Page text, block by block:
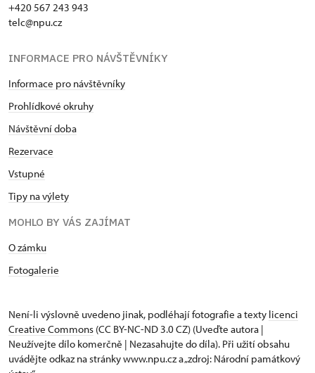
+420 567 243 943
telc@npu.cz
INFORMACE PRO NÁVŠTĚVNÍKY
Informace pro návštěvníky
Prohlídkové okruhy
Návštěvní doba
Rezervace
Vstupné
Tipy na výlety
MOHLO BY VÁS ZAJÍMAT
O zámku
Fotogalerie
Není-li výslovně uvedeno jinak, podléhají fotografie a texty licenci
Creative Commons (CC BY-NC-ND 3.0 CZ) (Uveďte autora |
Neužívejte dílo komerčně | Nezasahujte do díla). Při užití obsahu
uvádějte odkaz na stránky www.npu.cz a „zdroj: Národní památkový